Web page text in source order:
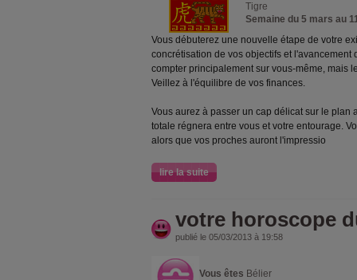
Tigre
Semaine du 5 mars au
Vous débuterez une nouvelle étape de votre
concrétisation de vos objectifs et l'avancement
compter principalement sur vous-même, mais
Veillez à l'équilibre de vos finances.
Vous aurez à passer un cap délicat sur le plan
totale régnera entre vous et votre entourage.
alors que vos proches auront l'impressio
lire la suite
votre horoscope
publié le 05/03/2013 à 19:58
Vous êtes Bélier